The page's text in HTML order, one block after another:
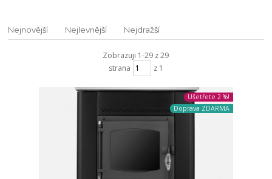
Nejnovější Nejlevnější Nejdražší
Zobrazuji 1-29 z 29
strana
z 1
Ušetřete 2 %!
Doprava ZDARMA